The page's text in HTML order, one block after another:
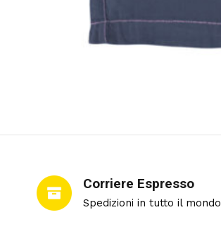
Corriere Espresso
Spedizioni in tutto il mondo